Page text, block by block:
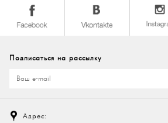
Подписаться на рассылку
Адрес: